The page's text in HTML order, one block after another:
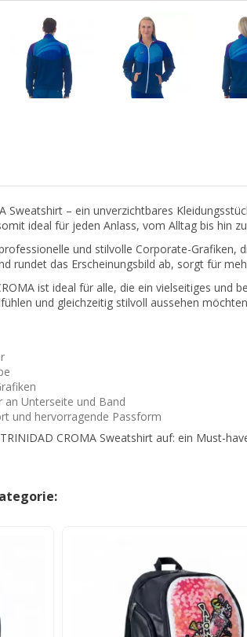
Sweatshirt – ein unverzichtbares
ideal für jeden Anlass, vom Alltag bis hin
und stilvolle Corporate-
rundet das Erscheinungsbild ab, sorgt für
ist ideal für alle, die ein vielseitiges
und gleichzeitig stilvoll aussehen
Unterseite und Band
und hervorragende Passform
CROMA Sweatshirt auf: ein Must-